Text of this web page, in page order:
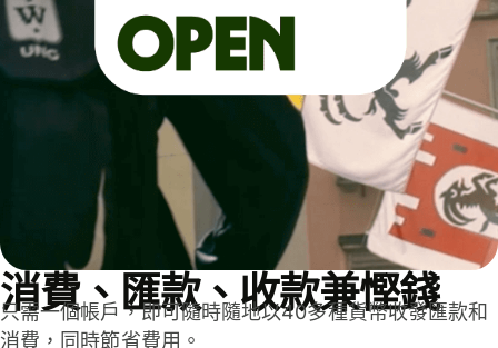
消費、匯款、收款兼慳錢
只需一個帳戶，即可隨時隨地以40多種貨幣收發匯款和
消費，同時節省費用。